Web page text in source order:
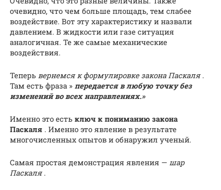
очевидно, что чем больше площадь, тем слабее
воздействие. Вот эту характеристику и назвали
давлением. В жидкости или газе ситуация
аналогичная. Те же самые механические
воздействия.
Теперь вернемся к формулировке закона Паскаля.
Там есть фраза » передается в любую точку без
изменений во всех направлениях.»
Именно это есть ключ к пониманию закона
Паскаля . Именно это явление в результате
многочисленных опытов и обнаружил ученый.
Самая простая демонстрация явления — шар
Паскаля.